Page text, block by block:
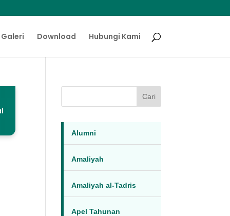
Galeri Download Hubungi Kami
Cari
Alumni
Amaliyah
Amaliyah al-Tadris
Apel Tahunan